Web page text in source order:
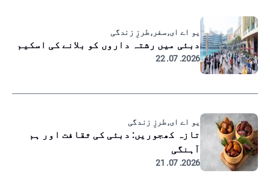
یو اے ای, سفر, طرزِ زندگی
دبئی میں رشتہ داروں کو بلانے کی اسکیم
2026. 07. 22
یو اے ای, طرزِ زندگی
تازہ کھجوریں: دبئی کی ثقافت اور ہم
آہنگی
2026. 07. 21